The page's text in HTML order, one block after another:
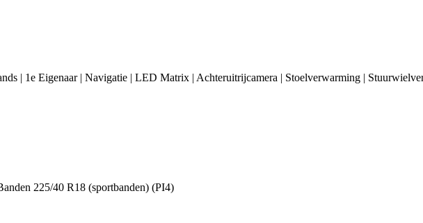
| 1e Eigenaar | Navigatie | LED Matrix | Achteruitrijcamera | Stoelverwarming |
225/40 R18 (sportbanden) (PI4)